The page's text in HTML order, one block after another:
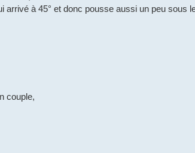
arrivé à 45° et donc pousse aussi un peu sous
couple,